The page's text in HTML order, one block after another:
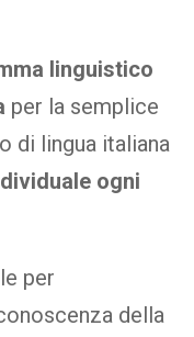
linguistico
per la semplice
di lingua italiana
ogni
per
della